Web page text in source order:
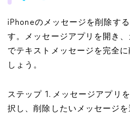
iPhoneのメッセージを削除す
す。メッセージアプリを開き
でテキストメッセージを完全
しょう。
ステップ 1. メッセージアプリ
択し、削除したいメッセージを